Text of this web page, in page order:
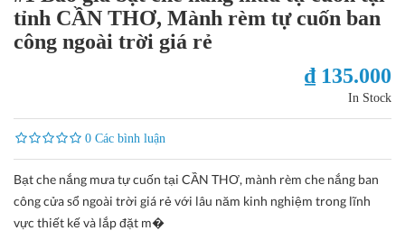
tỉnh CẦN THƠ, Mành rèm tự cuốn ban
công ngoài trời giá rẻ
₫ 135.000
In Stock
0 Các bình luận
Bạt che nắng mưa tự cuốn tại CẦN THƠ, mành rèm che nắng ban
công cửa sổ ngoài trời giá rẻ với lâu năm kinh nghiệm trong lĩnh
vực thiết kế và lắp đặt m�